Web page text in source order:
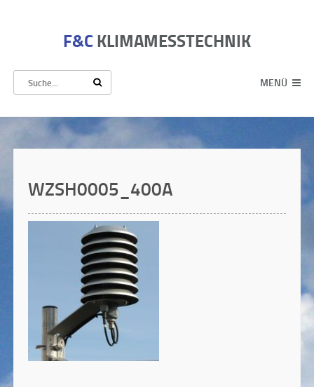
F&C KLIMAMESSTECHNIK
MENÜ
WZSH0005_400A